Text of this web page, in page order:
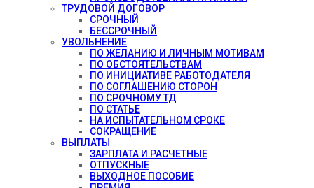
ТРУДОВОЙ ДОГОВОР
СРОЧНЫЙ
БЕССРОЧНЫЙ
УВОЛЬНЕНИЕ
ПО ЖЕЛАНИЮ И ЛИЧНЫМ МОТИВАМ
ПО ОБСТОЯТЕЛЬСТВАМ
ПО ИНИЦИАТИВЕ РАБОТОДАТЕЛЯ
ПО СОГЛАШЕНИЮ СТОРОН
ПО СРОЧНОМУ ТД
ПО СТАТЬЕ
НА ИСПЫТАТЕЛЬНОМ СРОКЕ
СОКРАЩЕНИЕ
ВЫПЛАТЫ
ЗАРПЛАТА И РАСЧЕТНЫЕ
ОТПУСКНЫЕ
ВЫХОДНОЕ ПОСОБИЕ